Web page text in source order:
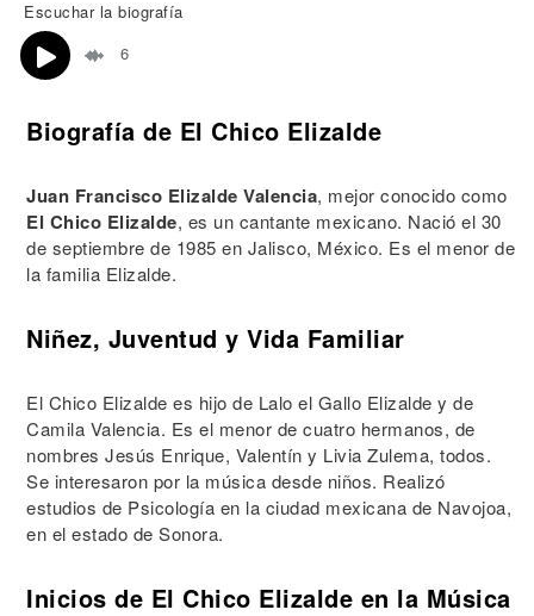
Escuchar la biografía
6
Biografía de El Chico Elizalde
Juan Francisco Elizalde Valencia, mejor conocido como
El Chico Elizalde, es un cantante mexicano. Nació el 30
de septiembre de 1985 en Jalisco, México. Es el menor de
la familia Elizalde.
Niñez, Juventud y Vida Familiar
El Chico Elizalde es hijo de Lalo el Gallo Elizalde y de
Camila Valencia. Es el menor de cuatro hermanos, de
nombres Jesús Enrique, Valentín y Livia Zulema, todos.
Se interesaron por la música desde niños. Realizó
estudios de Psicología en la ciudad mexicana de Navojoa,
en el estado de Sonora.
Inicios de El Chico Elizalde en la Música